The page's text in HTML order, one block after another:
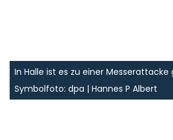
In Halle ist es zu einer
Symbolfoto: dpa | Hannes P Albert